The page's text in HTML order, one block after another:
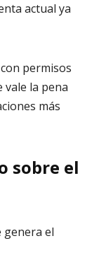
actual ya
permisos
vale la pena
más
sobre el
genera el